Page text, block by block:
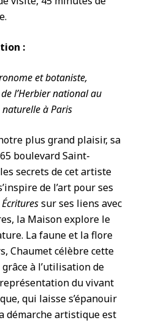
:
et botaniste,
l’Herbier national au
à Paris
plus grand plaisir, sa
boulevard Saint-
secrets de cet artiste
de l’art pour ses
sur ses liens avec
la Maison explore le
La faune et la flore
Chaumet célèbre cette
à l’utilisation de
du vivant
qui laisse s’épanouir
démarche artistique est